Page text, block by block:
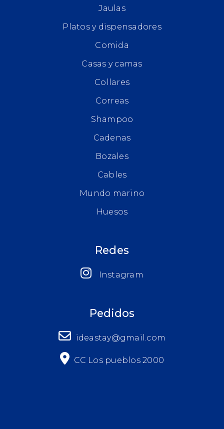
Jaulas
Platos y dispensadores
Comida
Casas y camas
Collares
Correas
Shampoo
Cadenas
Bozales
Cables
Mundo marino
Huesos
Redes
Instagram
Pedidos
ideastay@gmail.com
CC Los pueblos 2000